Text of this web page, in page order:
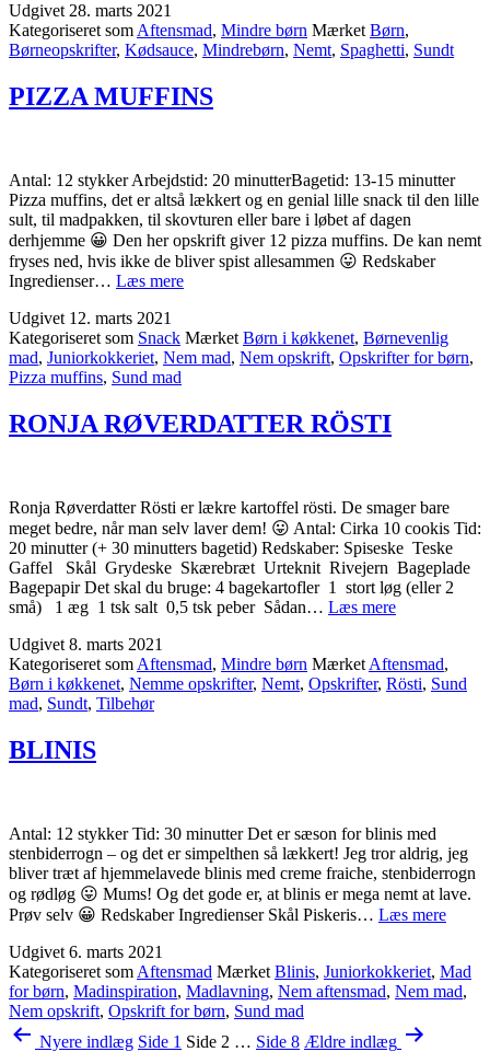
Udgivet28. marts 2021
Kategoriseret somAftensmad, Mindre børn MærketBørn,
Børneopskrifter, Kødsauce, Mindrebørn, Nemt, Spaghetti, Sundt
PIZZA MUFFINS
Antal: 12 stykker Arbejdstid: 20 minutterBagetid: 13-15 minutter
Pizza muffins, det er altså lækkert og en genial lille snack til den lille
sult, til madpakken, til skovturen eller bare i løbet af dagen
derhjemme 😀 Den her opskrift giver 12 pizza muffins. De kan nemt
fryses ned, hvis ikke de bliver spist allesammen 😛 Redskaber
Ingredienser… Læs merePIZZA
Udgivet 12. marts 2021
Kategoriseret som Snack Mærket Børn i køkkenet, Børnevenlig
mad, Juniorkokkeriet, Nem mad, Nem opskrift, Opskrifter for børn,
Pizza muffins, Sund mad
RONJA RØVERDATTER RÖSTI
Ronja Røverdatter Rösti er lækre kartoffel rösti. De smager bare
meget bedre, når man selv laver dem! 😛 Antal: Cirka 10 cookis Tid:
20 minutter (+ 30 minutters bagetid) Redskaber: Spiseske Teske
Gaffel Skål Grydeske Skærebræt Urteknit Rivejern Bageplade
Bagepapir Det skal du bruge: 4 bagekartofler 1 stort løg (eller 2
små) 1 æg 1 tsk salt 0,5 tsk peber Sådan… Læs mereRONJA
Udgivet 8. marts 2021
Kategoriseret som Aftensmad, Mindre børn Mærket Aftensmad,
Børn i køkkenet, Nemme opskrifter, Nemt, Opskrifter, Rösti, Sund
mad, Sundt, Tilbehør
BLINIS
Antal: 12 stykker Tid: 30 minutter Det er sæson for blinis med
stenbiderrogn – og det er simpelthen så lækkert! Jeg tror aldrig, jeg
bliver træt af hjemmelavede blinis med creme fraiche, stenbiderrogn
og rødløg 😛 Mums! Og det gode er, at blinis er mega nemt at lave.
Prøv selv 😀 Redskaber Ingredienser Skål Piskeris… Læs mere
Udgivet 6. marts 2021
Kategoriseret som Aftensmad Mærket Blinis, Juniorkokkeriet, Mad
for børn, Madinspiration, Madlavning, Nem aftensmad, Nem mad,
Nem opskrift, Opskrift for børn, Sund mad
Indlægsinddeling
Nyere indlæg Side 1 Side 2 … Side 8 Ældre indlæg